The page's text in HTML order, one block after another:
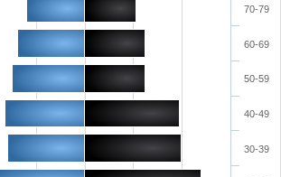
30-39
40-49
50-59
60-69
70-79